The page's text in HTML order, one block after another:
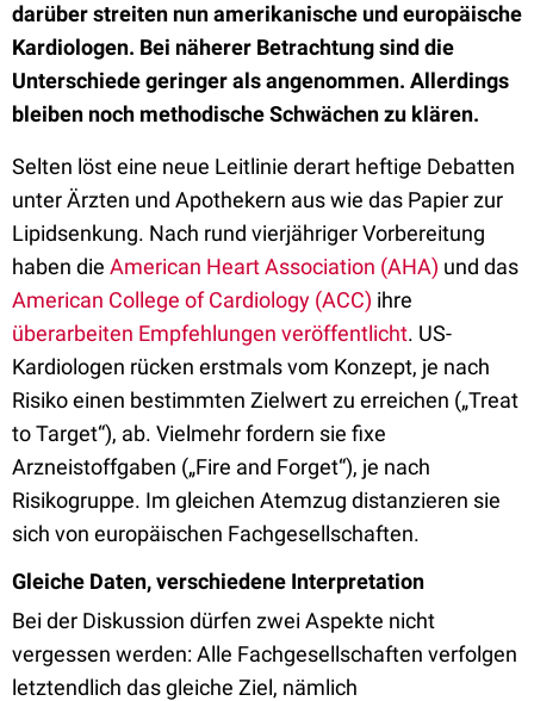
darüber streiten nun amerikanische und europäische
Kardiologen. Bei näherer Betrachtung sind die
Unterschiede geringer als angenommen. Allerdings
bleiben noch methodische Schwächen zu klären.
Selten löst eine neue Leitlinie derart heftige Debatten
unter Ärzten und Apothekern aus wie das Papier zur
Lipidsenkung. Nach rund vierjähriger Vorbereitung
haben die American Heart Association (AHA) und das
American College of Cardiology (ACC) ihre
überarbeiten Empfehlungen veröffentlicht. US-
Kardiologen rücken erstmals vom Konzept, je nach
Risiko einen bestimmten Zielwert zu erreichen („Treat
to Target“), ab. Vielmehr fordern sie fixe
Arzneistoffgaben („Fire and Forget“), je nach
Risikogruppe. Im gleichen Atemzug distanzieren sie
sich von europäischen Fachgesellschaften.
Gleiche Daten, verschiedene Interpretation
Bei der Diskussion dürfen zwei Aspekte nicht
vergessen werden: Alle Fachgesellschaften verfolgen
letztendlich das gleiche Ziel, nämlich